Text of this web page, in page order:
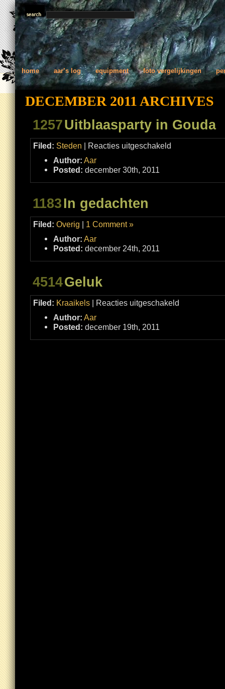
home aar’s log equipment foto vergelijkingen
DECEMBER 2011 ARCHIVES
1257Uitblaasparty in Gouda
Filed: Steden | Reacties uitgeschakeld
Author: Aar
Posted: december 30th, 2011
1183In gedachten
Filed: Overig | 1 Comment »
Author: Aar
Posted: december 24th, 2011
4514Geluk
Filed: Kraaikels | Reacties uitgeschakeld
Author: Aar
Posted: december 19th, 2011